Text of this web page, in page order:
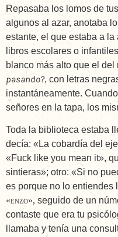
Repasaba los lomos de
algunos al azar, anotaba
estante, el que estaba a
libros escolares o
blanco más alto que el del
pasando?, con letras
instantáneamente.
señores en la tapa, los
Toda la biblioteca estaba
decía: «La cobardía del
«Fuck like you mean it»,
sintieras»; otro: «Si no
es porque no lo entiendes
«ENZO», seguido de un
contaste que era tu
llamaba y tenía una